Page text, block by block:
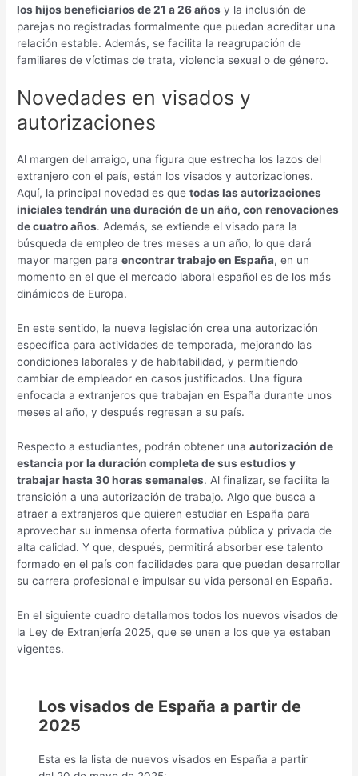
los hijos beneficiarios de 21 a 26 años y la inclusión de
parejas no registradas formalmente que puedan acreditar una
relación estable. Además, se facilita la reagrupación de
familiares de víctimas de trata, violencia sexual o de género.
Novedades en visados y
autorizaciones
Al margen del arraigo, una figura que estrecha los lazos del
extranjero con el país, están los visados y autorizaciones.
Aquí, la principal novedad es quetodas las autorizaciones
iniciales tendrán una duración de un año, con renovaciones
de cuatro años. Además, se extiende el visado para la
búsqueda de empleo de tres meses a un año, lo que dará
mayor margen paraencontrar trabajo en España, en un
momento en el que el mercado laboral español es de los más
dinámicos de Europa.
En este sentido, la nueva legislación crea una autorización
específica para actividades de temporada, mejorando las
condiciones laborales y de habitabilidad, y permitiendo
cambiar de empleador en casos justificados. Una figura
enfocada a extranjeros que trabajan en España durante unos
meses al año, y después regresan a su país.
Respecto a estudiantes, podrán obtener unaautorización de
estancia por la duración completa de sus estudios y
trabajar hasta 30 horas semanales. Al finalizar, se facilita la
transición a una autorización de trabajo. Algo que busca a
atraer a extranjeros que quieren estudiar en España para
aprovechar su inmensa oferta formativa pública y privada de
alta calidad. Y que, después, permitirá absorber ese talento
formado en el país con facilidades para que puedan desarrollar
su carrera profesional e impulsar su vida personal en España.
En el siguiente cuadro detallamos todos los nuevos visados de
la Ley de Extranjería 2025, que se unen a los que ya estaban
vigentes.
Los visados de España a partir de
2025
Esta es la lista de nuevos visados en España a partir